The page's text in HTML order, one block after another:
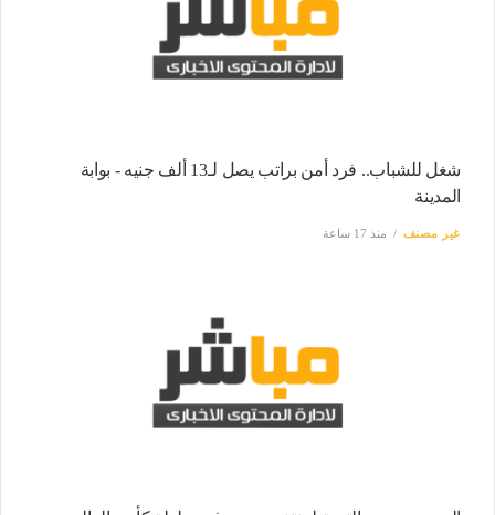
شغل للشباب.. فرد أمن براتب يصل لـ13 ألف جنيه - بوابة
المدينة
غير مصنف منذ 17 ساعة